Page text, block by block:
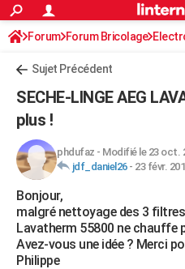
ACTUALITÉS
Politique
Société
Faits Divers
Education
Monde
Villes
+
Programme TV
Streaming
Cinéma
Sorties cinéma
Musique
FINANCE
Retraite
Impôts
Epargne
Immobilier
Risques naturels par ville
Banque
Assurance
Crédit
AUTO
Essais
Réserver un essai
Citadines
Berlines
SUV
Forum auto
HIGH-TECH
Mobiles
Meilleur smartphone
Internet
Ordinateurs
Jeux vidéo
Guide high-tech
+BRICOLAGE
Forum
Aménagement intérieur
Extérieur
Cuisine
Salle de bains
Jardinage
Rangement
WEEK-END
Forum Forum Bricolage
Sujet Précédent
SECHE-LINGE AEG
plus !
phdufaz - Modifié le 23 oct.
jdf_daniel26- 23 févr.
Bonjour,
malgré nettoyage des 3
Lavatherm 55800 ne chauffe
Avez-vous une idée ? Merci
Philippe